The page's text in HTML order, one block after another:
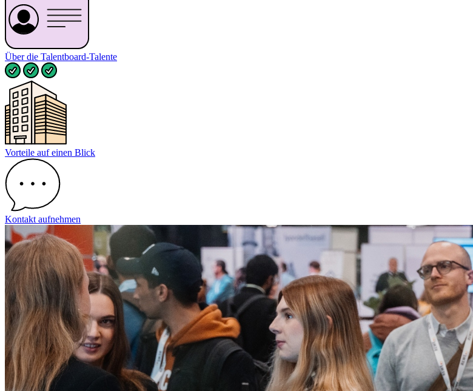
Über die Talentboard-Talente
Vorteile auf einen Blick
Kontakt aufnehmen